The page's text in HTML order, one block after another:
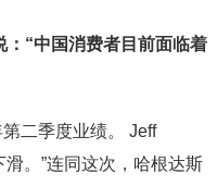
：“中国消费者 目前面临着
二季度业绩。 Jeff
。”连同这次，哈根达斯